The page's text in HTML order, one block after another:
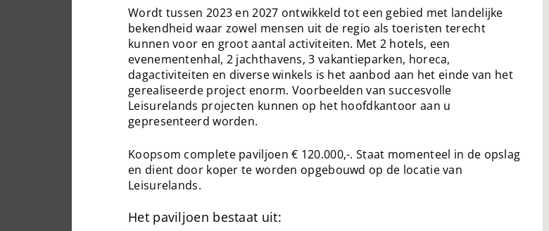
Wordt tussen 2023 en 2027 ontwikkeld tot een gebied met landelijke
bekendheid waar zowel mensen uit de regio als toeristen terecht
kunnen voor en groot aantal activiteiten. Met 2 hotels, een
evenementenhal, 2 jachthavens, 3 vakantieparken, horeca,
dagactiviteiten en diverse winkels is het aanbod aan het einde van het
gerealiseerde project enorm. Voorbeelden van succesvolle
Leisurelands projecten kunnen op het hoofdkantoor aan u
gepresenteerd worden.
Koopsom complete paviljoen € 120.000,-. Staat momenteel in de opslag
en dient door koper te worden opgebouwd op de locatie van
Leisurelands.
Het paviljoen bestaat uit: